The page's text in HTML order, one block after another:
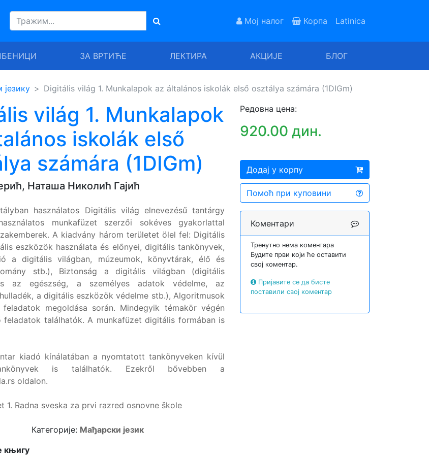
Мој налог Корпа Latinica
ЗА ВРТИЋЕ ЛЕКТИРА АКЦИЈЕ БЛОГ
Digitális világ 1. Munkalapok az általános iskolák első osztálya számára (1DIGm)
világ 1. Munkalapok
iskolák első
számára (1DIGm)
Наташа Николић Гајић
használatos Digitális világ elnevezésű tantárgy
munkafüzet szerzői sokéves gyakorlattal
A kiadvány három területet ölel fel: Digitális
eszközök használata és előnyei, digitális tankönyvek,
a digitális világban, múzeumok, könyvtárak, élő és
stb.), Biztonság a digitális világban (digitális
az egészség, a személyes adatok védelme, az
a digitális eszközök védelme stb.), Algoritmusok
megoldása során. Mindegyik témakör végén
feladatok találhatók. A munkafüzet digitális formában is
kiadó kínálatában a nyomtatott tankönyveken kívül
is találhatók. Ezekről bővebben a
oldalon.
1. Radna sveska za prvi razred osnovne škole
Категорије: Мађарски језик
књигу
Редовна цена:
920.00 дин.
Додај у корпу
Помоћ при куповини
Коментари
Тренутно нема коментара
Будите први који ће оставити
свој коментар.
Пријавите се да бисте
поставили свој коментар